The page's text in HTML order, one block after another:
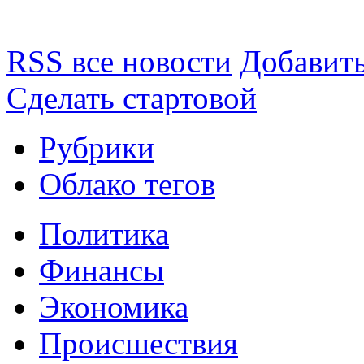
RSS все новости
Сделать стартовой
Рубрики
Облако тегов
Политика
Финансы
Экономика
Происшествия